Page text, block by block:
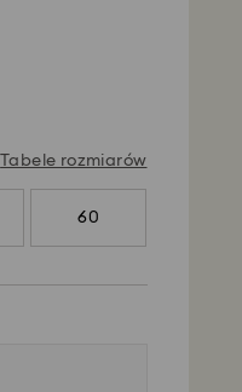
Tabele rozmiarów
60